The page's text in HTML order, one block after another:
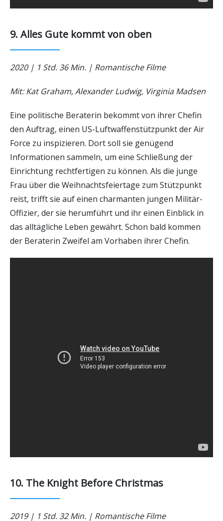
9. Alles Gute kommt von oben
2020 | 1 Std. 36 Min. | Romantische Filme
Mit: Kat Graham, Alexander Ludwig, Virginia Madsen
Eine politische Beraterin bekommt von ihrer Chefin
den Auftrag, einen US-Luftwaffenstützpunkt der Air
Force zu inspizieren. Dort soll sie genügend
Informationen sammeln, um eine Schließung der
Einrichtung rechtfertigen zu können. Als die junge
Frau über die Weihnachtsfeiertage zum Stützpunkt
reist, trifft sie auf einen charmanten jungen Militär-
Offizier, der sie herumführt und ihr einen Einblick in
das alltägliche Leben gewährt. Schon bald kommen
der Beraterin Zweifel am Vorhaben ihrer Chefin.
10. The Knight Before Christmas
2019 | 1 Std. 32 Min. | Romantische Filme